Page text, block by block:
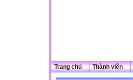
Trang chủ Thành viên